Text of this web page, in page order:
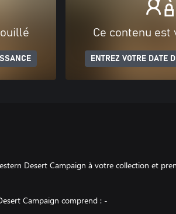
Ce contenu
ENTREZ VOTRE DATE
Desert Campaign à votre collection et
Campaign comprend : -